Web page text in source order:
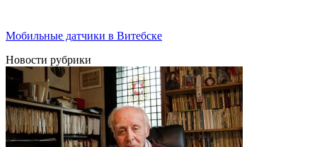
Мобильные датчики в Витебске
Новости рубрики